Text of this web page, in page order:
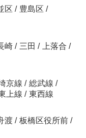
区 / 豊島区 /
崎 / 三田 / 上落合 /
京線 / 総武線 /
上線 / 東西線
渡 / 板橋区役所前 /